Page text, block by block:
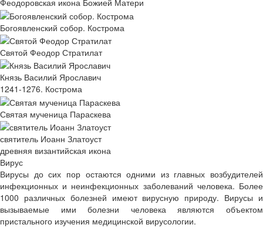
Феодоровская икона Божией Матери
Богоявленский собор. Кострома
Святой Феодор Стратилат
Князь Василий Ярославич
1241-1276. Кострома
Святая мученица Параскева
святитель Иоанн Златоуст
древняя византийская икона
Вирус
Вирусы до сих пор остаются одними из главных возбудителей
инфекционных и неинфекционных заболеваний человека. Более
1000 различных болезней имеют вирусную природу. Вирусы и
вызываемые ими болезни человека являются объектом
пристального изучения медицинской вирусологии.